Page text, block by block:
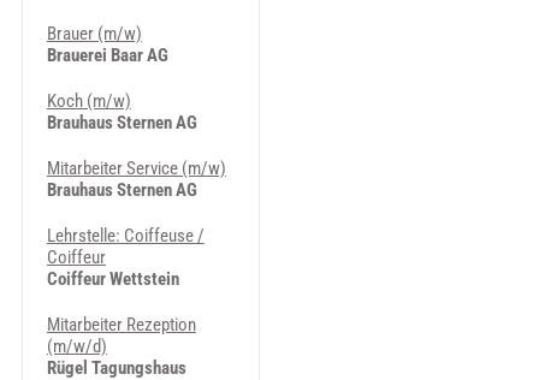
Brauer (m/w)
Brauerei Baar AG
Koch (m/w)
Brauhaus Sternen AG
Mitarbeiter Service (m/w)
Brauhaus Sternen AG
Lehrstelle: Coiffeuse /
Coiffeur
Coiffeur Wettstein
Mitarbeiter Rezeption
(m/w/d)
Rügel Tagungshaus